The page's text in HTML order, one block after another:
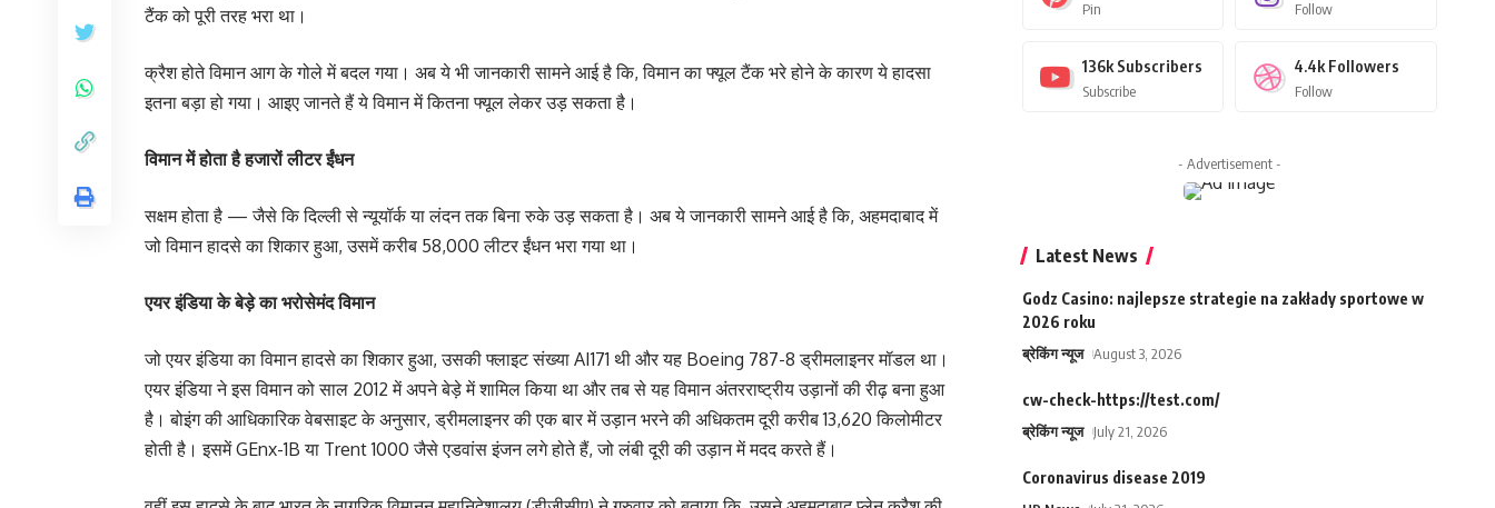
टैंक को पूरी तरह भरा था।
क्रैश होते विमान आग के गोले में बदल गया। अब ये भी जानकारी सामने आई है कि, विमान का फ्यूल टैंक भरे होने के कारण ये हादसा
इतना बड़ा हो गया। आइए जानते हैं ये विमान में कितना फ्यूल लेकर उड़ सकता है।
विमान में होता है हजारों लीटर ईंधन
सक्षम होता है — जैसे कि दिल्ली से न्यूयॉर्क या लंदन तक बिना रुके उड़ सकता है। अब ये जानकारी सामने आई है कि, अहमदाबाद में
जो विमान हादसे का शिकार हुआ, उसमें करीब 58,000 लीटर ईंधन भरा गया था।
एयर इंडिया के बेड़े का भरोसेमंद विमान
जो एयर इंडिया का विमान हादसे का शिकार हुआ, उसकी फ्लाइट संख्या AI171 थी और यह Boeing 787-8 ड्रीमलाइनर मॉडल था।
एयर इंडिया ने इस विमान को साल 2012 में अपने बेड़े में शामिल किया था और तब से यह विमान अंतरराष्ट्रीय उड़ानों की रीढ़ बना हुआ
है। बोइंग की आधिकारिक वेबसाइट के अनुसार, ड्रीमलाइनर की एक बार में उड़ान भरने की अधिकतम दूरी करीब 13,620 किलोमीटर
होती है। इसमें GEnx-1B या Trent 1000 जैसे एडवांस इंजन लगे होते हैं, जो लंबी दूरी की उड़ान में मदद करते हैं।
Pin Follow
136k Subscribers
Subscribe
4.4k Followers
Follow
- Advertisement -
Latest News
Godz Casino: najlepsze strategie na zakłady sportowe w
2026 roku
ब्रेकिंग न्यूज August 3, 2026
cw-check-https://test.com/
ब्रेकिंग न्यूज July 21, 2026
Coronavirus disease 2019